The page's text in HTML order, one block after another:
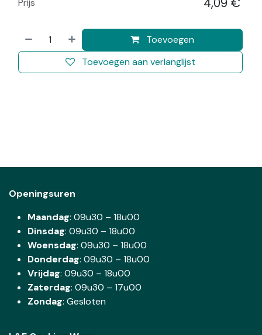
Toevoegen
Toevoegen aan verlanglijst
Prijs
Openingsuren
Maandag: 09u30 – 18u00
Dinsdag: 09u30 – 18u00
Woensdag: 09u30 – 18u00
Donderdag: 09u30 – 18u00
Vrijdag: 09u30 – 18u00
Zaterdag: 09u30 – 17u00
Zondag: Gesloten